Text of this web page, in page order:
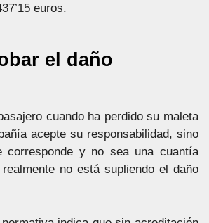
euros.
el daño
cuando ha perdido su maleta
acepte su responsabilidad, sino
corresponde y no sea una cuantía
no está supliendo el daño